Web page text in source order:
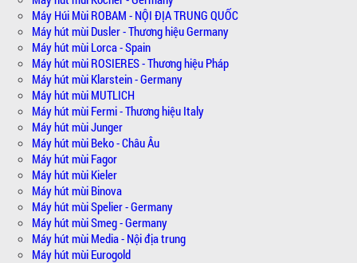
Máy Húi Mùi ROBAM - NỘI ĐỊA TRUNG QUỐC
Máy hút mùi Dusler - Thương hiệu Germany
Máy hút mùi Lorca - Spain
Máy hút mùi ROSIERES - Thương hiệu Pháp
Máy hút mùi Klarstein - Germany
Máy hút mùi MUTLICH
Máy hút mùi Fermi - Thương hiệu Italy
Máy hút mùi Junger
Máy hút mùi Beko - Châu Âu
Máy hút mùi Fagor
Máy hút mùi Kieler
Máy hút mùi Binova
Máy hút mùi Spelier - Germany
Máy hút mùi Smeg - Germany
Máy hút mùi Media - Nội địa trung
Máy hút mùi Eurogold